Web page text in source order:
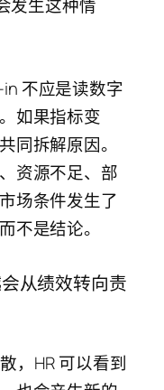
发生这种情
in 不应是读数字
如果指标变
同拆解原因。
资源不足、部
场条件发生了
不是结论。
从绩效转向责
，HR 可以看到